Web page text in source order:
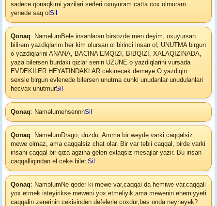
sadece qonaqkimi yazilari serleri oxuyuram catta cox olmuram
yenede saq ol Sil
Qonaq: Naməlum Bele insanlaran birsozde men deyim, oxuyursan
bilirem yazdiqlarim her kim olursan ol birinci insan ol, UNUTMA birgun
o yazdiqlarini ANANA, BACINA EMQIZI, BIBQIZI, XALAQIZINADA,
yaza bilersen burdaki qizlar senin UZUNE o yazdiqlarini vursada
EVDEKILER HEYATINDAKLAR cekinecek demeye O yazdiqin
sexsle birgun evlenede bilersen unutma cunki unudanlar unudulanlari
hecvax unutmurSil
Qonaq: NaməlumehsennnSil
Qonaq: Naməlum Drago, duzdu. Amma bir weyde varki caqqalsiz
mewe olmaz, ama caqqalsiz chat olar. Bir var tebii caqqal, birde varki
insani caqqal bir qiza agzina gelen exlaqsiz mesajlar yazir. Bu insan
caqqalliqindan el ceke biler.Sil
Qonaq: Naməlum Ne qeder ki mewe var,caqqal da hemiwe var,caqqali
yox etmek isteyirikse meweni yox etmeliyik,ama mewenin ehemiyyeti
caqqalin zererinin cekisinden defelerle coxdur,bes onda neyneyek?